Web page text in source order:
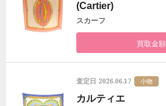
(Cartier)
スカーフ
買取金額
査定日 2026.06.17 小物
カルティエ